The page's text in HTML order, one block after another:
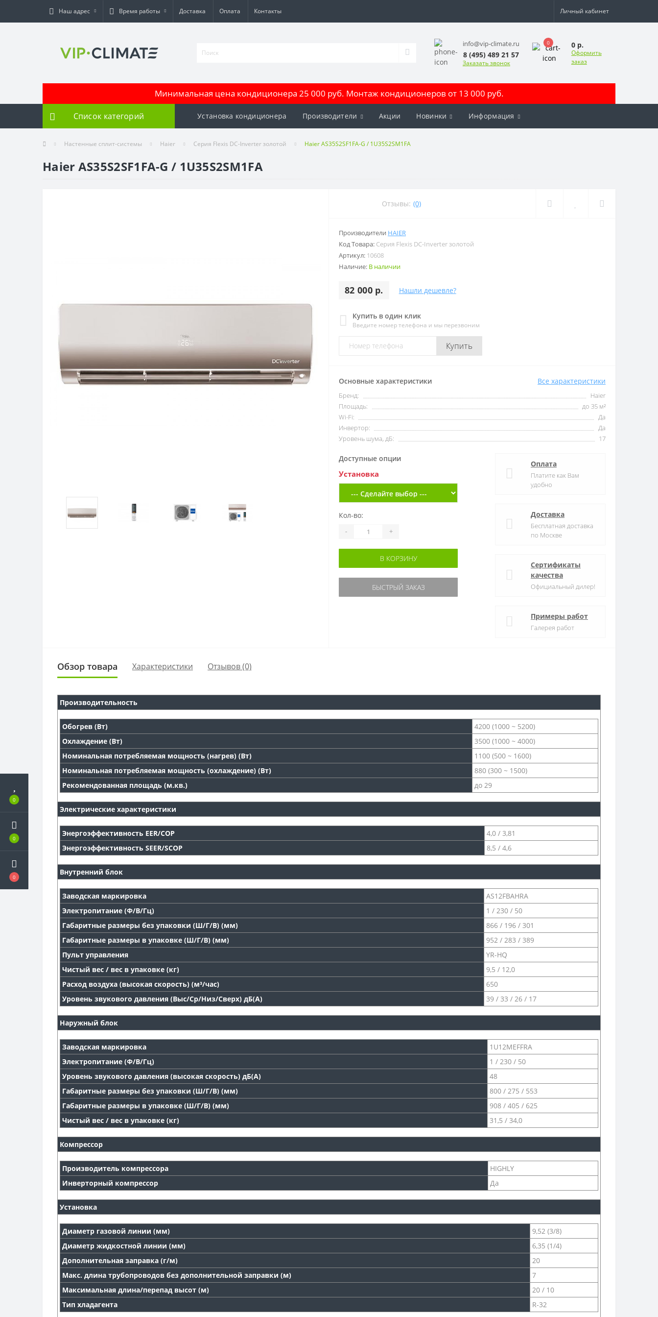
0
0
0
Наш адрес Время работы Доставка Оплата Контакты Личный кабинет
info@vip-climate.ru
8 (495) 489 21 57
Заказать звонок
0 0 р.
Оформить
заказ
Минимальная цена кондиционера 25 000 руб. Монтаж кондиционеров от 13 000 руб.
Список категорий Установка кондиционера Производители Акции Новинки Информация
Настенные сплит-системы Haier Серия Flexis DC-Inverter золотой Haier AS35S2SF1FA-G / 1U35S2SM1FA
Haier AS35S2SF1FA-G / 1U35S2SM1FA
Отзывы: (0)
Производители HAIER
Код Товара: Серия Flexis DC-Inverter золотой
Артикул: 10608
Наличие: В наличии
82 000 р. Нашли дешевле?
Купить в один клик
Введите номер телефона и мы перезвоним
Купить
Основные характеристики Все характеристики
Бренд:
Haier
Площадь:
до 35 м²
Wi-Fi:
Да
Инвертор:
Да
Уровень шума, дБ:
17
Доступные опции
Установка
Кол-во:
- +
В КОРЗИНУ
БЫСТРЫЙ ЗАКАЗ
Оплата
Платите как Вам
удобно
Доставка
Бесплатная доставка
по Москве
Сертификаты
качества
Официальный дилер!
Примеры работ
Галерея работ
Обзор товара Характеристики Отзывов (0)
Производительность
Обогрев (Вт)
4200 (1000 ~ 5200)
Охлаждение (Вт)
3500 (1000 ~ 4000)
Номинальная потребляемая мощность (нагрев) (Вт)
1100 (500 ~ 1600)
Номинальная потребляемая мощность (охлаждение) (Вт)
880 (300 ~ 1500)
Рекомендованная площадь (м.кв.)
до 29
Электрические характеристики
Энергоэффективность EER/COP
4,0 / 3,81
Энергоэффективность SEER/SCOP
8,5 / 4,6
Внутренний блок
Заводская маркировка
AS12FBAHRA
Электропитание (Ф/В/Гц)
1 / 230 / 50
Габаритные размеры без упаковки (Ш/Г/В) (мм)
866 / 196 / 301
Габаритные размеры в упаковке (Ш/Г/В) (мм)
952 / 283 / 389
Пульт управления
YR-HQ
Чистый вес / вес в упаковке (кг)
9,5 / 12,0
Расход воздуха (высокая скорость) (м³/час)
650
Уровень звукового давления (Выс/Ср/Низ/Сверх) дБ(А)
39 / 33 / 26 / 17
Наружный блок
Заводская маркировка
1U12MEFFRA
Электропитание (Ф/В/Гц)
1 / 230 / 50
Уровень звукового давления (высокая скорость) дБ(А)
48
Габаритные размеры без упаковки (Ш/Г/В) (мм)
800 / 275 / 553
Габаритные размеры в упаковке (Ш/Г/В) (мм)
908 / 405 / 625
Чистый вес / вес в упаковке (кг)
31,5 / 34,0
Компрессор
Производитель компрессора
HIGHLY
Инверторный компрессор
Да
Установка
Диаметр газовой линии (мм)
9,52 (3/8)
Диаметр жидкостной линии (мм)
6,35 (1/4)
Дополнительная заправка (г/м)
20
Макс. длина трубопроводов без дополнительной заправки (м)
7
Максимальная длина/перепад высот (м)
20 / 10
Тип хладагента
R-32